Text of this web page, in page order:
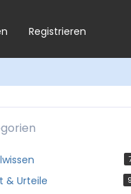
Registrieren
& Urteile